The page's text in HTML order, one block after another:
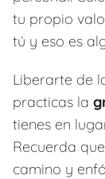
tu propio
tú y eso es
Liberarte de
practicas la
tienes en
Recuerda
camino y